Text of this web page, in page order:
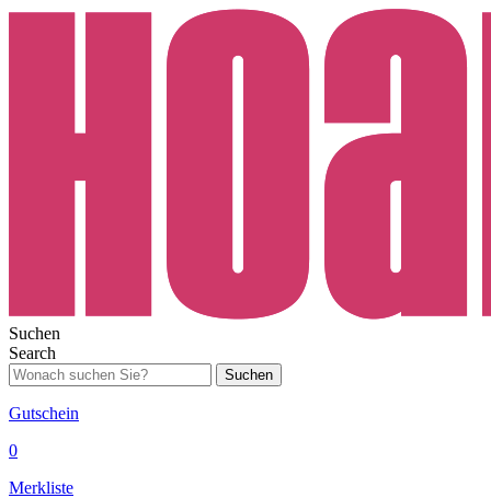
Suchen
Search
Suchen
Gutschein
0
Merkliste